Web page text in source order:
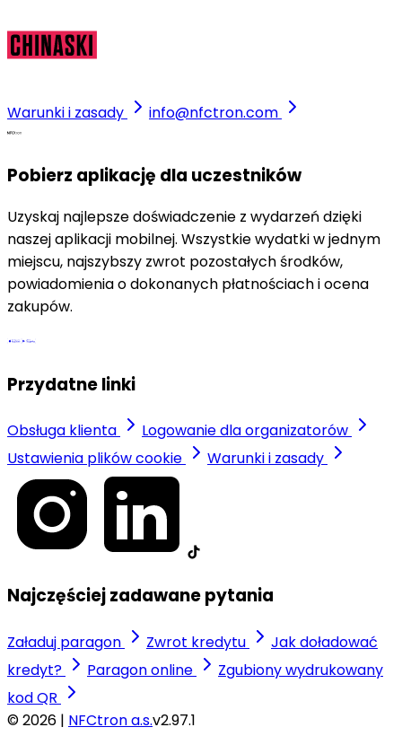
Warunki i zasady info@nfctron.com
Pobierz aplikację dla uczestników
Uzyskaj najlepsze doświadczenie z wydarzeń dzięki
naszej aplikacji mobilnej. Wszystkie wydatki w jednym
miejscu, najszybszy zwrot pozostałych środków,
powiadomienia o dokonanych płatnościach i ocena
zakupów.
Przydatne linki
Obsługa klienta
Logowanie dla organizatorów
Ustawienia plików cookie
Warunki i zasady
Najczęściej zadawane pytania
Załaduj paragon Zwrot kredytu
Jak doładować
kredyt?
Paragon online
Zgubiony wydrukowany
kod QR
© 2026 | NFCtron a.s.v2.97.1